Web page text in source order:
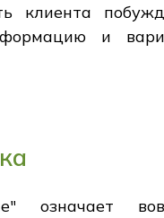
клиента
и
означает